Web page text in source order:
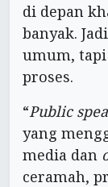
di depan
banyak.
umum,
proses.
“Public
yang
media dan
ceramah,